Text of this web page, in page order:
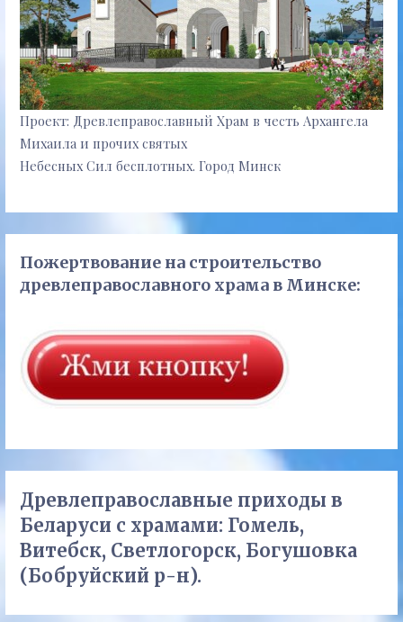
Проект: Древлеправославный Храм в честь Архангела
Михаила и прочих святых
Небесных Сил бесплотных. Город Минск
Пожертвование на строительство
древлеправославного храма в Минске:
Древлеправославные приходы в
Беларуси с храмами: Гомель,
Витебск, Светлогорск, Богушовка
(Бобруйский р-н).